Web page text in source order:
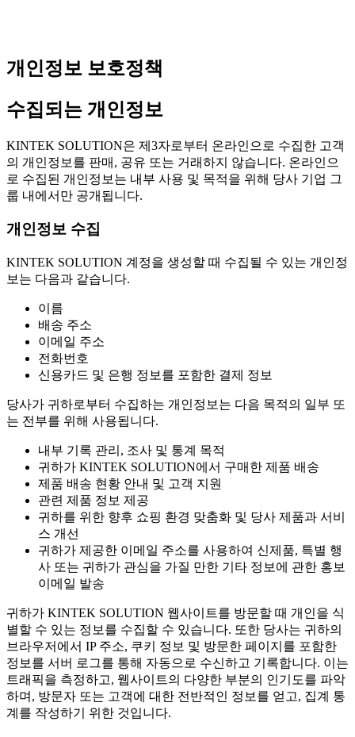
개인정보 보호정책
수집되는 개인정보
KINTEK SOLUTION은 제3자로부터 온라인으로 수집한 고객
의 개인정보를 판매, 공유 또는 거래하지 않습니다. 온라인으
로 수집된 개인정보는 내부 사용 및 목적을 위해 당사 기업 그
룹 내에서만 공개됩니다.
개인정보 수집
KINTEK SOLUTION 계정을 생성할 때 수집될 수 있는 개인정
보는 다음과 같습니다.
이름
배송 주소
이메일 주소
전화번호
신용카드 및 은행 정보를 포함한 결제 정보
당사가 귀하로부터 수집하는 개인정보는 다음 목적의 일부 또
는 전부를 위해 사용됩니다.
내부 기록 관리, 조사 및 통계 목적
귀하가 KINTEK SOLUTION에서 구매한 제품 배송
제품 배송 현황 안내 및 고객 지원
관련 제품 정보 제공
귀하를 위한 향후 쇼핑 환경 맞춤화 및 당사 제품과 서비
스 개선
귀하가 제공한 이메일 주소를 사용하여 신제품, 특별 행
사 또는 귀하가 관심을 가질 만한 기타 정보에 관한 홍보
이메일 발송
귀하가 KINTEK SOLUTION 웹사이트를 방문할 때 개인을 식
별할 수 있는 정보를 수집할 수 있습니다. 또한 당사는 귀하의
브라우저에서 IP 주소, 쿠키 정보 및 방문한 페이지를 포함한
정보를 서버 로그를 통해 자동으로 수신하고 기록합니다. 이는
트래픽을 측정하고, 웹사이트의 다양한 부분의 인기도를 파악
하며, 방문자 또는 고객에 대한 전반적인 정보를 얻고, 집계 통
계를 작성하기 위한 것입니다.